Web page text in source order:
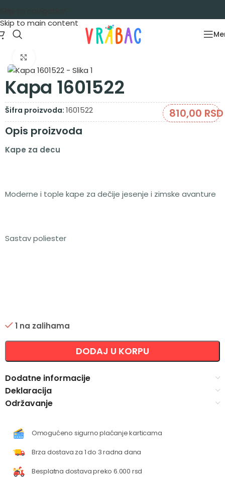
Skip to main content
Kape, šalovi i rukavice
Kapa 1601522
Šifra proizvoda: 1601522 810,00 RSD
Opis proizvoda
Kape za decu
Moderne i tople kape za dečije jesenje i zimske avanture
Sastav poliester
1 na zalihama
DODAJ U KORPU
Dodatne informacije
Deklaracija
Održavanje
Omogućeno sigurno plaćanje karticama
Brza dostava za 1 do 3 radna dana
Besplatna dostava preko 6.000 rsd